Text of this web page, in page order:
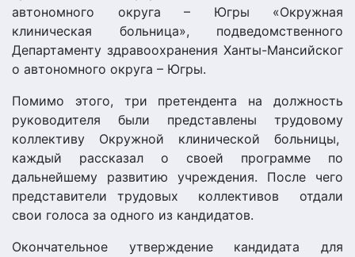
автономного округа – Югры «Окружная
клиническая больница», подведомственного
Департаменту здравоохранения Ханты-Мансийског
о автономного округа – Югры.
Помимо этого, три претендента на должность
руководителя были представлены трудовому
коллективу Окружной клинической больницы,
каждый рассказал о своей программе по
дальнейшему развитию учреждения. После чего
представители трудовых коллективов отдали
свои голоса за одного из кандидатов.
Окончательное утверждение кандидата для